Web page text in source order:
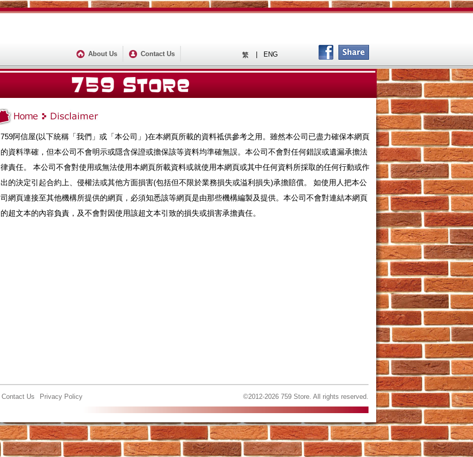
繁 ENG
About Us Contact Us
759阿信屋(以下統稱「我們」或「本公司」)在本網頁所載的資料祗供參考之用。雖然本公司已盡力確保本網頁
的資料準確，但本公司不會明示或隱含保證或擔保該等資料均準確無誤。本公司不會對任何錯誤或遺漏承擔法
律責任。 本公司不會對使用或無法使用本網頁所載資料或就使用本網頁或其中任何資料所採取的任何行動或作
出的決定引起合約上、侵權法或其他方面損害(包括但不限於業務損失或溢利損失)承擔賠償。 如使用人把本公
司網頁連接至其他機構所提供的網頁，必須知悉該等網頁是由那些機構編製及提供。本公司不會對連結本網頁
的超文本的內容負責，及不會對因使用該超文本引致的損失或損害承擔責任。
Contact Us Privacy Policy ©2012-2026 759 Store. All rights reserved.